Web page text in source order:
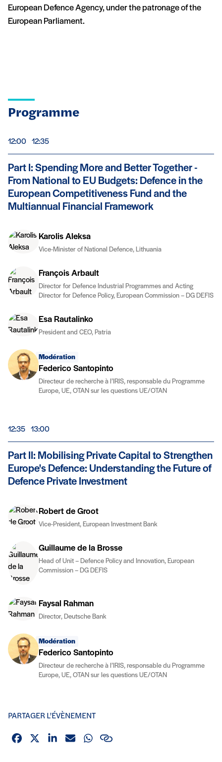
European Defence Agency, under the patronage of the
European Parliament.
Programme
De
12:00 à
12:35
Part I: Spending More and Better Together -
From National to EU Budgets: Defence in the
European Competitiveness Fund and the
Multiannual Financial Framework
Karolis Aleksa
Vice-Minister of National Defence, Lithuania
François Arbault
Director for Defence Industrial Programmes and Acting
Director for Defence Policy, European Commission – DG DEFIS
Esa Rautalinko
President and CEO, Patria
Modération
Federico Santopinto
Directeur de recherche à l’IRIS, responsable du Programme
Europe, UE, OTAN sur les questions UE/OTAN
De
12:35 à
13:00
Part II: Mobilising Private Capital to Strengthen
Europe's Defence: Understanding the Future of
Defence Private Investment
Robert de Groot
Vice-President, European Investment Bank
Guillaume de la Brosse
Head of Unit – Defence Policy and Innovation, European
Commission – DG DEFIS
Faysal Rahman
Director, Deutsche Bank
Modération
Federico Santopinto
Directeur de recherche à l’IRIS, responsable du Programme
Europe, UE, OTAN sur les questions UE/OTAN
PARTAGER L’ÉVÈNEMENT
FacebookX (Twitter)
LinkedinEmailWhatsapp
Lien